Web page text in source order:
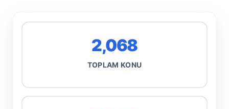
2,068
TOPLAM KONU